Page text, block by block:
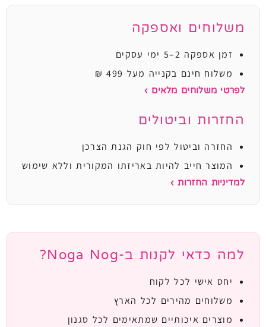
משלוחים ואספקה
זמן אספקה 2–5 ימי עסקים
משלוח חינם בקנייה מעל 499 ₪
לפרטי משלוחים מלאים ›
החזרות וביטולים
החזרה וביטול לפי חוק הגנת הצרכן
המוצר חייב להיות באריזתו המקורית וללא שימוש
למדיניות החזרות ›
למה כדאי לקנות ב-Noga Nog?
יחס אישי לכל לקוח
משלוחים מהירים לכל הארץ
מוצרים איכותיים שמתאימים לכל סגנון